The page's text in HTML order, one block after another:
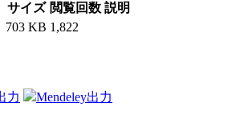
サイズ 閲覧回数 説明
703 KB 1,822
力 Mendeley出力